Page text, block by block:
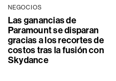
NEGOCIOS
Las ganancias de
Paramount se disparan
gracias a los recortes de
costos tras la fusión con
Skydance